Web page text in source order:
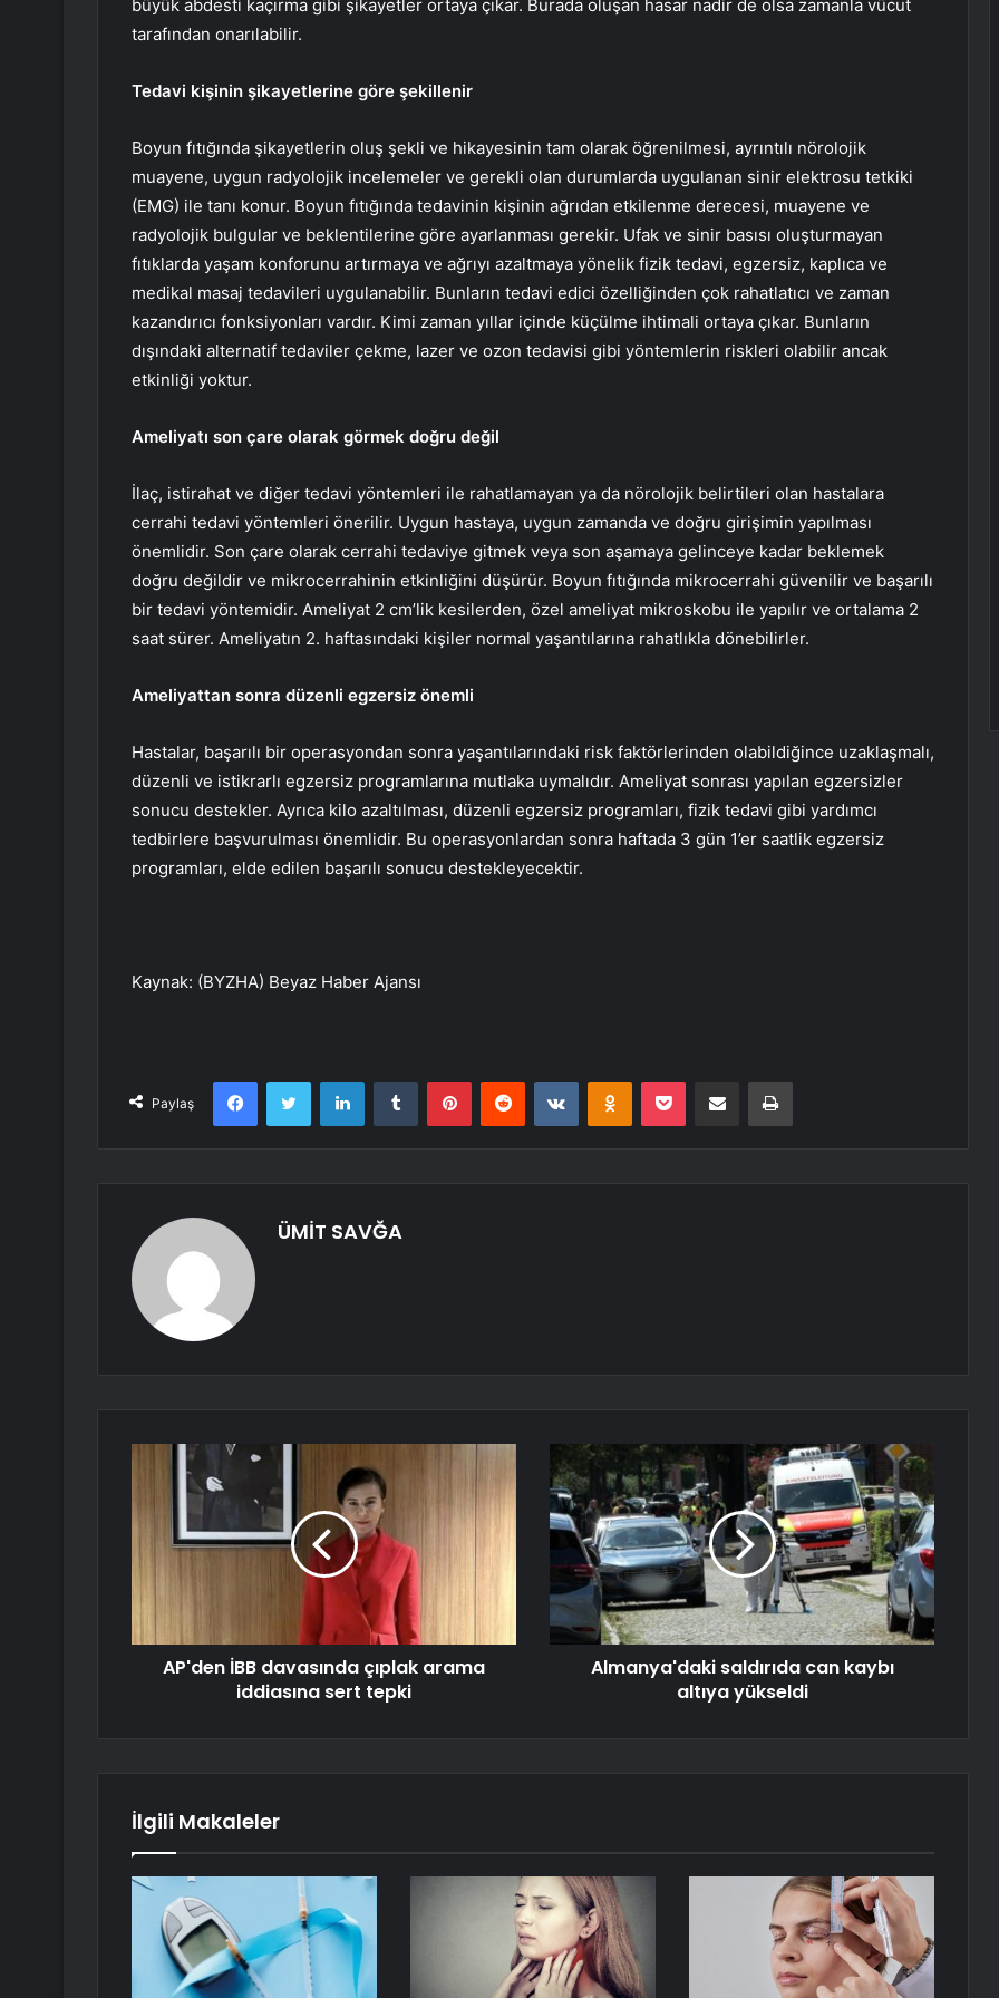
büyük abdesti kaçırma gibi şikayetler ortaya çıkar. Burada oluşan hasar nadir de olsa zamanla vücut
tarafından onarılabilir.
Tedavi kişinin şikayetlerine göre şekillenir
Boyun fıtığında şikayetlerin oluş şekli ve hikayesinin tam olarak öğrenilmesi, ayrıntılı nörolojik
muayene, uygun radyolojik incelemeler ve gerekli olan durumlarda uygulanan sinir elektrosu tetkiki
(EMG) ile tanı konur. Boyun fıtığında tedavinin kişinin ağrıdan etkilenme derecesi, muayene ve
radyolojik bulgular ve beklentilerine göre ayarlanması gerekir. Ufak ve sinir basısı oluşturmayan
fıtıklarda yaşam konforunu artırmaya ve ağrıyı azaltmaya yönelik fizik tedavi, egzersiz, kaplıca ve
medikal masaj tedavileri uygulanabilir. Bunların tedavi edici özelliğinden çok rahatlatıcı ve zaman
kazandırıcı fonksiyonları vardır. Kimi zaman yıllar içinde küçülme ihtimali ortaya çıkar. Bunların
dışındaki alternatif tedaviler çekme, lazer ve ozon tedavisi gibi yöntemlerin riskleri olabilir ancak
etkinliği yoktur.
Ameliyatı son çare olarak görmek doğru değil
İlaç, istirahat ve diğer tedavi yöntemleri ile rahatlamayan ya da nörolojik belirtileri olan hastalara
cerrahi tedavi yöntemleri önerilir. Uygun hastaya, uygun zamanda ve doğru girişimin yapılması
önemlidir. Son çare olarak cerrahi tedaviye gitmek veya son aşamaya gelinceye kadar beklemek
doğru değildir ve mikrocerrahinin etkinliğini düşürür. Boyun fıtığında mikrocerrahi güvenilir ve başarılı
bir tedavi yöntemidir. Ameliyat 2 cm’lik kesilerden, özel ameliyat mikroskobu ile yapılır ve ortalama 2
saat sürer. Ameliyatın 2. haftasındaki kişiler normal yaşantılarına rahatlıkla dönebilirler.
Ameliyattan sonra düzenli egzersiz önemli
Hastalar, başarılı bir operasyondan sonra yaşantılarındaki risk faktörlerinden olabildiğince uzaklaşmalı,
düzenli ve istikrarlı egzersiz programlarına mutlaka uymalıdır. Ameliyat sonrası yapılan egzersizler
sonucu destekler. Ayrıca kilo azaltılması, düzenli egzersiz programları, fizik tedavi gibi yardımcı
tedbirlere başvurulması önemlidir. Bu operasyonlardan sonra haftada 3 gün 1’er saatlik egzersiz
programları, elde edilen başarılı sonucu destekleyecektir.
Kaynak: (BYZHA) Beyaz Haber Ajansı
Paylaş
FacebookTwitter LinkedInTumblr PinterestReddit VKontakteOdnoklassniki
Pocket E-Posta ile paylaş Yazdır
ÜMİT SAVĞA
AP'den İBB davasında çıplak arama
iddiasına sert tepki
Almanya'daki saldırıda can kaybı
altıya yükseldi
İlgili Makaleler